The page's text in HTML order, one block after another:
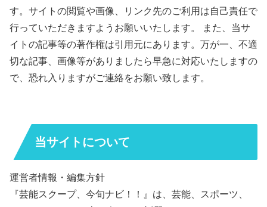
す。サイトの閲覧や画像、リンク先のご利用は自己責任で
行っていただきますようお願いいたします。 また、当サ
イトの記事等の著作権は引用元にあります。万が一、不適
切な記事、画像等がありましたら早急に対応いたしますの
で、恐れ入りますがご連絡をお願い致します。
当サイトについて
運営者情報・編集方針
『芸能スクープ、今旬ナビ！！』は、芸能、スポーツ、